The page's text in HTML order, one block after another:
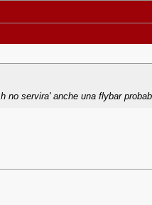
no servira' anche una flybar